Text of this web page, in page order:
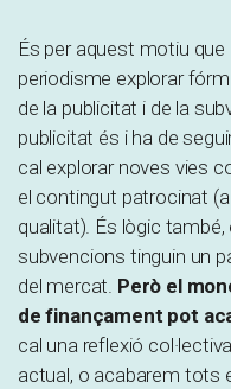
És per aquest motiu
periodisme explorar
de la publicitat i de la
publicitat és i ha de
cal explorar noves vies
el contingut patrocinat
qualitat). És lògic
subvencions tinguin un
del mercat. Però el
de finançament pot
cal una reflexió
actual, o acabarem tots